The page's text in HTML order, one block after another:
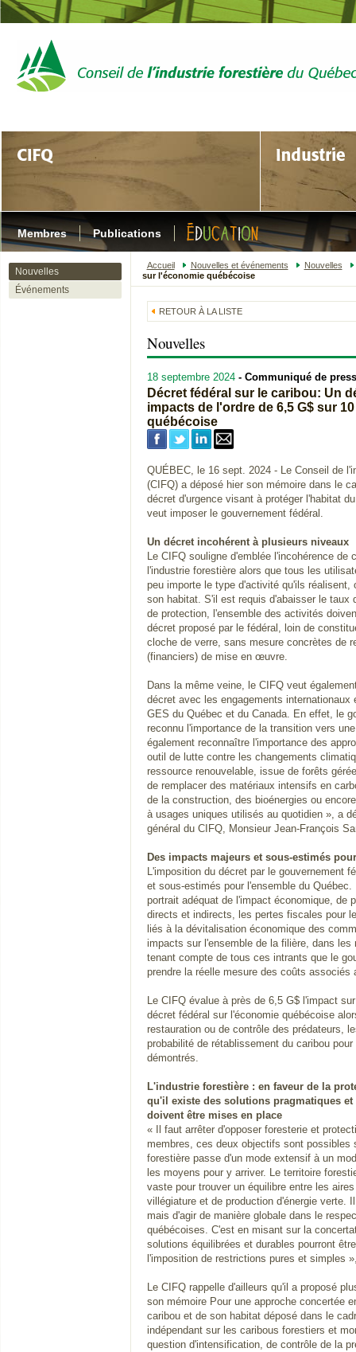
Membres Publications
Nouvelles
Événements
Accueil Nouvelles et événements
Nouvelles
sur l'économie québécoise
RETOUR À LA LISTE
Nouvelles
18 septembre 2024 - Communiqué de
Décret fédéral sur le caribou: Un
impacts de l'ordre de 6,5 G$ sur
québécoise
QUÉBEC, le 16 sept. 2024 - Le Conseil de
(CIFQ) a déposé hier son mémoire dans le
décret d'urgence visant à protéger l'habitat
veut imposer le gouvernement fédéral.
Un décret incohérent à plusieurs niveaux
Le CIFQ souligne d'emblée l'incohérence de
l'industrie forestière alors que tous les
peu importe le type d'activité qu'ils réalisent,
son habitat. S'il est requis d'abaisser le taux
de protection, l'ensemble des activités
décret proposé par le fédéral, loin de
cloche de verre, sans mesure concrètes de
(financiers) de mise en œuvre.
Dans la même veine, le CIFQ veut
décret avec les engagements
GES du Québec et du Canada. En effet, le
reconnu l'importance de la transition vers
également reconnaître l'importance des
outil de lutte contre les changements
ressource renouvelable, issue de forêts
de remplacer des matériaux intensifs en
de la construction, des bioénergies ou
à usages uniques utilisés au quotidien », a
général du CIFQ, Monsieur Jean-François
Des impacts majeurs et sous-estimés
L'imposition du décret par le gouvernement
et sous-estimés pour l'ensemble du
portrait adéquat de l'impact économique, de
directs et indirects, les pertes fiscales pour
liés à la dévitalisation économique des
impacts sur l'ensemble de la filière, dans les
tenant compte de tous ces intrants que le
prendre la réelle mesure des coûts associés
Le CIFQ évalue à près de 6,5 G$ l'impact
décret fédéral sur l'économie québécoise
restauration ou de contrôle des prédateurs,
probabilité de rétablissement du caribou
démontrés.
L'industrie forestière : en faveur de la
qu'il existe des solutions pragmatiques et
doivent être mises en place
« Il faut arrêter d'opposer foresterie et
membres, ces deux objectifs sont possibles
forestière passe d'un mode extensif à un
les moyens pour y arriver. Le territoire
vaste pour trouver un équilibre entre les
villégiature et de production d'énergie verte.
mais d'agir de manière globale dans le
québécoises. C'est en misant sur la
solutions équilibrées et durables pourront
l'imposition de restrictions pures et simples
Le CIFQ rappelle d'ailleurs qu'il a proposé
son mémoire Pour une approche concertée
caribou et de son habitat déposé dans le
indépendant sur les caribous forestiers et
question d'intensification, de contrôle de la